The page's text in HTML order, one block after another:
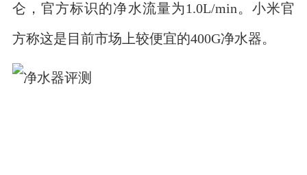
仑，官方标识的净水流量为1.0L/min。小米官
方称这是目前市场上较便宜的400G净水器。